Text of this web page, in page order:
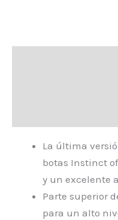
La última
botas Instinct
y un excelente
Parte superior
para un alto